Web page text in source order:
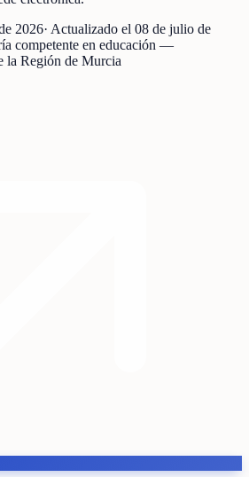
2026· Actualizado el 08 de julio de
competente en educación —
la Región de Murcia